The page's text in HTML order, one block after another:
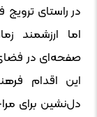
در راستای
اما ارزشمند
صفحه‌ای در فضای
این اقدام
دل‌نشین برای